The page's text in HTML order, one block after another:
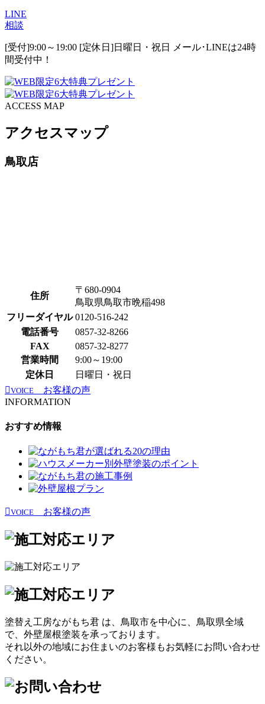
LINE
相談
[受付]9:00～19:00 [定休日]日曜日・祝日
メール･LINEは24時
間受付中！
ACCESS MAP
アクセスマップ
鳥取店
住所
〒680-0904
鳥取県鳥取市晩稲498
フリーダイヤル 0120-516-242
電話番号
0857-32-8266
FAX
0857-32-8277
営業時間
9:00～19:00
定休日
日曜日・祝日
VOICE
お客様の声
INFORMATION
おすすめ情報
VOICE お客様の声
塗替え工房ながもち君 は、鳥取市を中心に、鳥取県全域
で、外壁屋根塗装を承っております。
それ以外の地域にお住まいのお客様もお気軽にお問い合わせ
ください。